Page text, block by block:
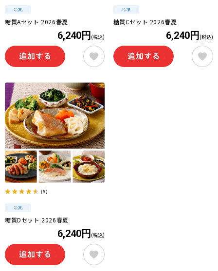
糖質Aセット 2026春夏
6,240円 (税込)
糖質Cセット 2026春夏
6,240円 (税込)
（5）
糖質Dセット 2026春夏
6,240円 (税込)